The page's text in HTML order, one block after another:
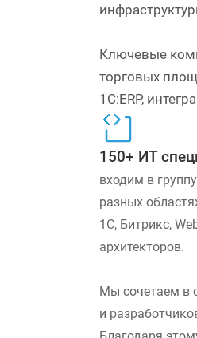
Ключевые
торговых
1С:ERP,
150+ ИТ
входим в
разных
1С, Битрикс,
архитекторов.
Мы сочетаем в
и